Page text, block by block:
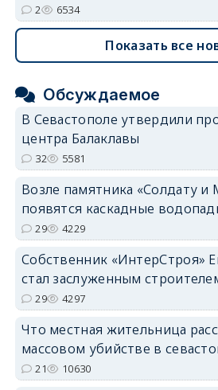
2 6534
Показать все
Обсуждаемое
В Севастополе утвердили
центра Балаклавы
32 5581
Возле памятника «Солдату и
появятся каскадные
29 4229
Собственник «ИнтерСтроя»
стал заслуженным
29 4297
Что местная жительница
массовом убийстве в
21 10630